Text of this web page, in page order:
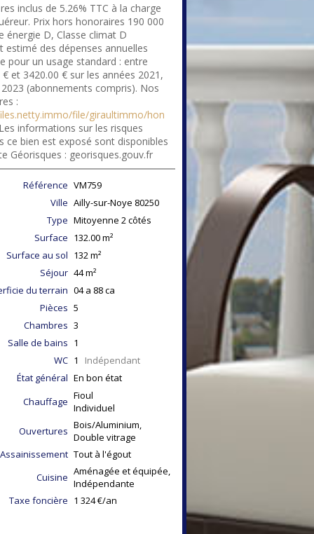
inclus de 5.26% TTC à la charge
Prix hors honoraires 190 000
énergie D, Classe climat D
estimé des dépenses annuelles
pour un usage standard : entre
€ et 3420.00 € sur les années 2021,
(abonnements compris). Nos
:
file/giraultimmo/hon
informations sur les risques
ce bien est exposé sont disponibles
Géorisques : georisques.gouv.fr
Référence VM759
Ville Ailly-sur-Noye 80250
Type Mitoyenne 2 côtés
Surface 132.00m²
Surface au sol 132m²
Séjour 44m²
du terrain 04 a 88 ca
Pièces 5
Chambres 3
Salle de bains 1
WC 1 Indépendant
État général En bon état
Chauffage Fioul
Individuel
Ouvertures Bois/Aluminium,
Double vitrage
Assainissement Tout à l'égout
Cuisine Aménagée et équipée,
Indépendante
Taxe foncière 1 324 €/an